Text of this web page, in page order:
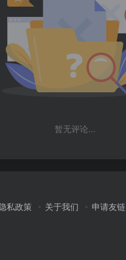
暂无评论...
私政策 关于我们 申请友链